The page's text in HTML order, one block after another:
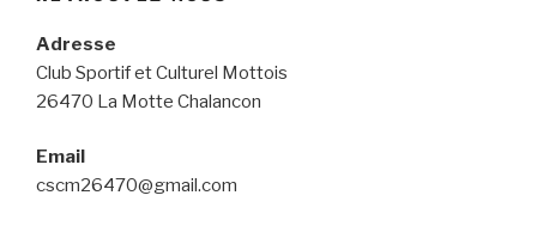
Adresse
Club Sportif et Culturel Mottois
26470 La Motte Chalancon
Email
cscm26470@gmail.com